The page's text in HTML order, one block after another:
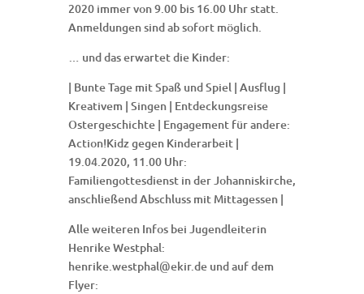
2020 immer von 9.00 bis 16.00 Uhr statt.
Anmeldungen sind ab sofort möglich.
… und das erwartet die Kinder:
| Bunte Tage mit Spaß und Spiel | Ausflug |
Kreativem | Singen | Entdeckungsreise
Ostergeschichte | Engagement für andere:
Action!Kidz gegen Kinderarbeit |
19.04.2020, 11.00 Uhr:
Familiengottesdienst in der Johanniskirche,
anschließend Abschluss mit Mittagessen |
Alle weiteren Infos bei Jugendleiterin
Henrike Westphal:
henrike.westphal@ekir.de und auf dem
Flyer: